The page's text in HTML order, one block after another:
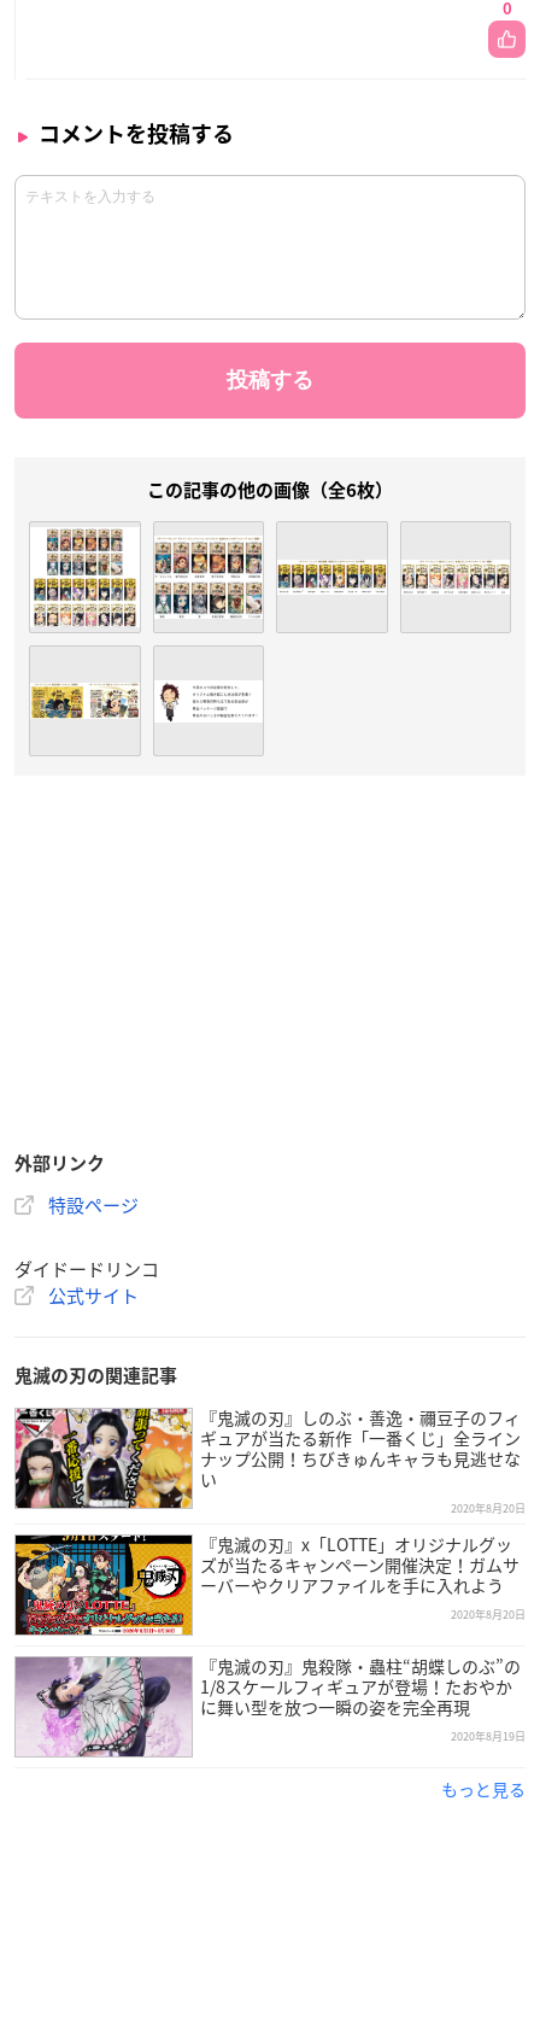
0
コメントを投稿する
この記事の他の画像（全6枚）
外部リンク
特設ページ
ダイドードリンコ
公式サイト
鬼滅の刃の関連記事
『鬼滅の刃』しのぶ・善逸・禰豆子のフィ
ギュアが当たる新作「一番くじ」全ライン
ナップ公開！ちびきゅんキャラも見逃せな
い
2020年8月20日
『鬼滅の刃』x「LOTTE」オリジナルグッ
ズが当たるキャンペーン開催決定！ガムサ
ーバーやクリアファイルを手に入れよう
2020年8月20日
『鬼滅の刃』鬼殺隊・蟲柱“胡蝶しのぶ”の
1/8スケールフィギュアが登場！たおやか
に舞い型を放つ一瞬の姿を完全再現
2020年8月19日
もっと見る